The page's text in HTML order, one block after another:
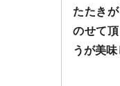
たたき
のせて
うが美味